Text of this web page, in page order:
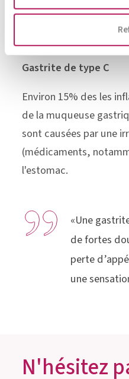
aux cellules de la
Gastrite de type C
Environ 15% des les
de la muqueuse
sont causées par une
(médicaments,
l'estomac.
«Une
de fortes
perte
une
N'hésitez